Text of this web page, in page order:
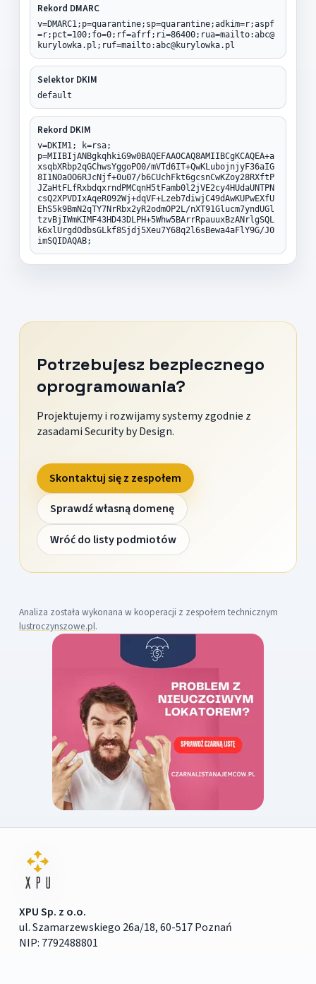
Rekord DMARC
v=DMARC1;p=quarantine;sp=quarantine;adkim=r;aspf
=r;pct=100;fo=0;rf=afrf;ri=86400;rua=mailto:abc@
kurylowka.pl;ruf=mailto:abc@kurylowka.pl
Selektor DKIM
default
Rekord DKIM
v=DKIM1; k=rsa;
p=MIIBIjANBgkqhkiG9w0BAQEFAAOCAQ8AMIIBCgKCAQEA+a
xsqbXRbp2qGChwsYggoPO0/mVTd6IT+QwKLubojnjyF36aIG
8I1NOaOO6RJcNjf+0u07/b6CUchFkt6gcsnCwKZoy28RXftP
JZaHtFLfRxbdqxrndPMCqnH5tFamb0l2jVE2cy4HUdaUNTPN
csQ2XPVDIxAqeR092Wj+dqVF+Lzeb7diwjC49dAwKUPwEXfU
EhS5k9BmN2qTY7NrRbx2yR2odmOP2L/nXT91Glucm7yndUGl
tzvBjIWmKIMF43HD43DLPH+5Whw5BArrRpauuxBzANrlgSQL
k6xlUrgdOdbsGLkf8Sjdj5Xeu7Y68q2l6sBewa4aFlY9G/J0
imSQIDAQAB;
Potrzebujesz bezpiecznego
oprogramowania?
Projektujemy i rozwijamy systemy zgodnie z
zasadami Security by Design.
Skontaktuj się z zespołem
Sprawdź własną domenę
Wróć do listy podmiotów
Analiza została wykonana w kooperacji z zespołem technicznym
lustroczynszowe.pl.
XPU Sp. z o.o.
ul. Szamarzewskiego 26a/18, 60-517 Poznań
NIP: 7792488801